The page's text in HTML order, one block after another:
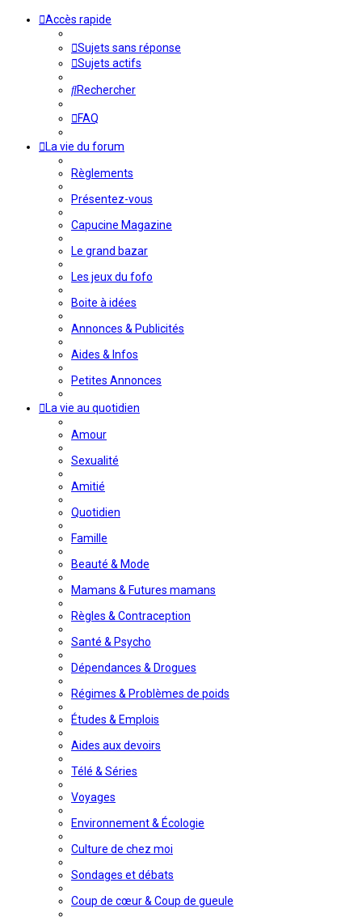
Accès rapide
Sujets sans réponse
Sujets actifs
Rechercher
FAQ
La vie du forum
Règlements
Présentez-vous
Capucine Magazine
Le grand bazar
Les jeux du fofo
Boite à idées
Annonces & Publicités
Aides & Infos
Petites Annonces
La vie au quotidien
Amour
Sexualité
Amitié
Quotidien
Famille
Beauté & Mode
Mamans & Futures mamans
Règles & Contraception
Santé & Psycho
Dépendances & Drogues
Régimes & Problèmes de poids
Études & Emplois
Aides aux devoirs
Télé & Séries
Voyages
Environnement & Écologie
Culture de chez moi
Sondages et débats
Coup de cœur & Coup de gueule